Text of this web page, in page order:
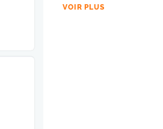
VOIR PLUS